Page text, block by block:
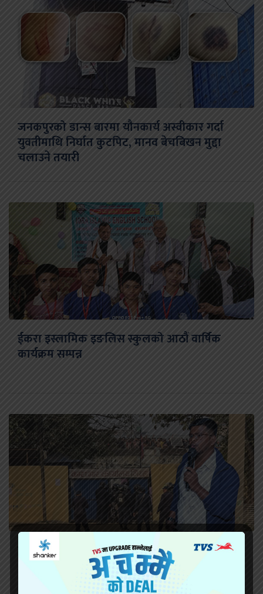
जनकपुरको डान्स बारमा यौनकार्य अस्वीकार गर्दा
युवतीमाथि निर्घात कुटपिट, मानव बेचबिखन मुद्दा
चलाउने तयारी
ईकरा इस्लामिक इङलिस स्कुलको आठौं वार्षिक
कार्यक्रम सम्पन्न
सिरहा कारागारको अवस्थाबारे राईनको गम्भीर प्रश्न